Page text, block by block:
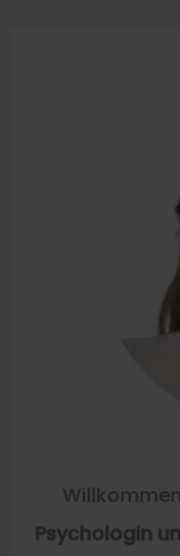
Psychologin